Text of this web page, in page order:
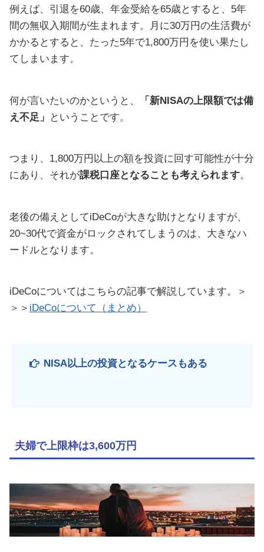
例えば、引退を60歳、年金受給を65歳とすると、5年
間の無収入期間が生まれます。月に30万円の生活費が
かかるとすると、たった5年で1,800万円を使い果たし
てしまいます。
何が言いたいのかというと、
「新NISAの上限額では備
え不足」
ということです。
つまり、1,800万円以上の額を投資に回す可能性が十分
にあり、それが課税口座となることも考えられます。
老後の備えとしてiDeCoが大きな助けとなりますが、
20~30代で資金がロックされてしまうのは、大きなハ
ードルとなります。
iDeCoについてはこちらの記事で解説しています。＞
＞＞ iDeCoについて（まとめ）
NISA以上の投資となるケースもある
夫婦で上限枠は3,600万円